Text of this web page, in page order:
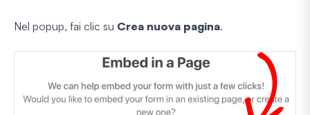
Nel popup, fai clic su Crea nuova pagina.